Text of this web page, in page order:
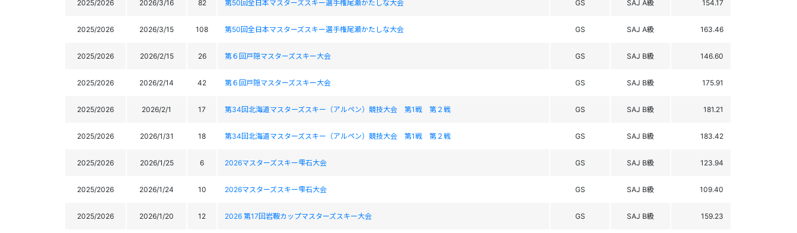
2025/2026 2026/3/16 82 第50回全日本マスターズスキー選手権尾瀬かたしな大会 GS SAJ A級 154.17
2025/2026 2026/3/15 108 第50回全日本マスターズスキー選手権尾瀬かたしな大会 GS SAJ A級 163.46
2025/2026 2026/2/15 26 第６回戸隠マスターズスキー大会 GS SAJ B級 146.60
2025/2026 2026/2/14 42 第６回戸隠マスターズスキー大会 GS SAJ B級 175.91
2025/2026 2026/2/1 17 第34回北海道マスターズスキー（アルペン）競技大会 第1戦 第２戦 GS SAJ B級 181.21
2025/2026 2026/1/31 18 第34回北海道マスターズスキー（アルペン）競技大会 第1戦 第２戦 GS SAJ B級 183.42
2025/2026 2026/1/25 6 2026マスターズスキー雫石大会 GS SAJ B級 123.94
2025/2026 2026/1/24 10 2026マスターズスキー雫石大会 GS SAJ B級 109.40
2025/2026 2026/1/20 12 2026 第17回岩鞍カップマスターズスキー大会 GS SAJ B級 159.23